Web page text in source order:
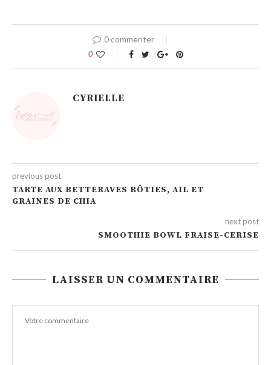
0 commenter
0
CYRIELLE
previous post
TARTE AUX BETTERAVES RÔTIES, AIL ET
GRAINES DE CHIA
next post
SMOOTHIE BOWL FRAISE-CERISE
LAISSER UN COMMENTAIRE